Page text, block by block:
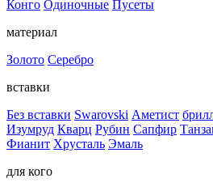
Конго Одиночные Пусеты
материал
Золото Серебро
вставки
Без вставки Swarovski Аметист
Изумруд Кварц Рубин Сапфир
Фианит Хрусталь Эмаль
для кого